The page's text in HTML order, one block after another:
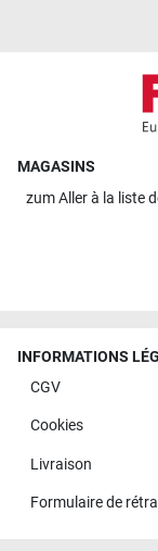
MAGASINS
zumAller à la liste
INFORMATIONS
CGV
Cookies
Livraison
Formulaire de